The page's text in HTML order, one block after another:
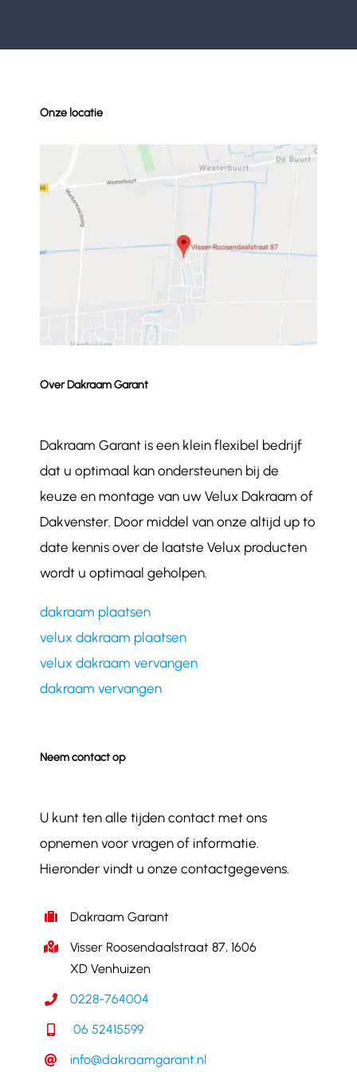
Onze locatie
Over Dakraam Garant
Dakraam Garant is een klein flexibel bedrijf
dat u optimaal kan ondersteunen bij de
keuze en montage van uw Velux Dakraam of
Dakvenster. Door middel van onze altijd up to
date kennis over de laatste Velux producten
wordt u optimaal geholpen.
dakraam plaatsen
velux dakraam plaatsen
velux dakraam vervangen
dakraam vervangen
Neem contact op
U kunt ten alle tijden contact met ons
opnemen voor vragen of informatie.
Hieronder vindt u onze contactgegevens.
Dakraam Garant
Visser Roosendaalstraat 87, 1606
XD Venhuizen
0228-764004
06 52415599
info@dakraamgarant.nl